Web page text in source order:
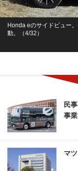
Honda eのサイドビュー
動。（4/32）
民
事
マ